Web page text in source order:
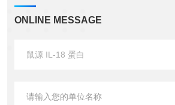
ONLINE MESSAGE